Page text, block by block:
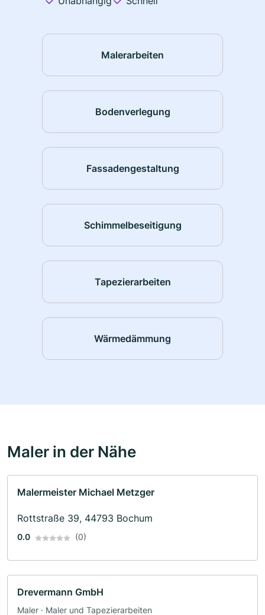
Malerarbeiten
Bodenverlegung
Fassadengestaltung
Schimmelbeseitigung
Tapezierarbeiten
Wärmedämmung
Maler in der Nähe
Malermeister Michael Metzger
Rottstraße 39, 44793 Bochum
0.0 (0)
Drevermann GmbH
Maler · Maler und Tapezierarbeiten